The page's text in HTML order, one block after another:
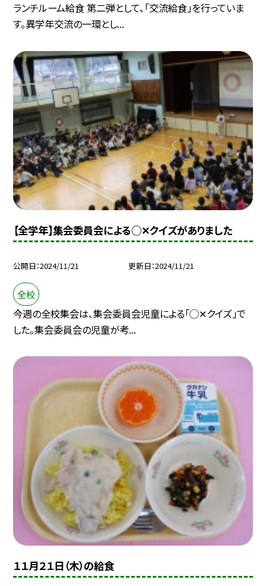
ランチルーム給食 第二弾として、「交流給食」を行っていま
す。異学年交流の一環とし...
【全学年】集会委員会による○✕クイズがありました
公開日 2024/11/21 更新日 2024/11/21
全校
今週の全校集会は、集会委員会児童による「◯✕クイズ」で
した。集会委員会の児童が考...
１１月２１日（木）の給食